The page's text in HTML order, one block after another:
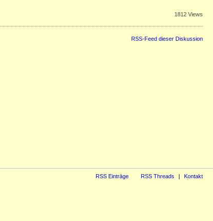
1812 Views
RSS-Feed dieser Diskussion
RSS Einträge RSS Threads Kontakt